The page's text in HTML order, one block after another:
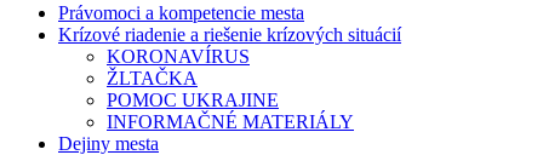
Právomoci a kompetencie mesta
Krízové riadenie a riešenie krízových situácií
KORONAVÍRUS
ŽLTAČKA
POMOC UKRAJINE
INFORMAČNÉ MATERIÁLY
Dejiny mesta